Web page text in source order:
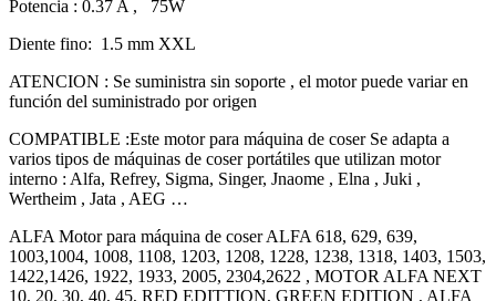
Potencia : 0.37 A , 75W
Diente fino: 1.5 mm XXL
ATENCION : Se suministra sin soporte , el motor puede variar en
función del suministrado por origen
COMPATIBLE :Este motor para máquina de coser Se adapta a
varios tipos de máquinas de coser portátiles que utilizan motor
interno : Alfa, Refrey, Sigma, Singer, Jnaome , Elna , Juki ,
Wertheim , Jata , AEG …
ALFA Motor para máquina de coser ALFA 618, 629, 639,
1003,1004, 1008, 1108, 1203, 1208, 1228, 1238, 1318, 1403, 1503,
1422,1426, 1922, 1933, 2005, 2304,2622 , MOTOR ALFA NEXT
10, 20, 30, 40, 45, RED EDITTION, GREEN EDITION , ALFA